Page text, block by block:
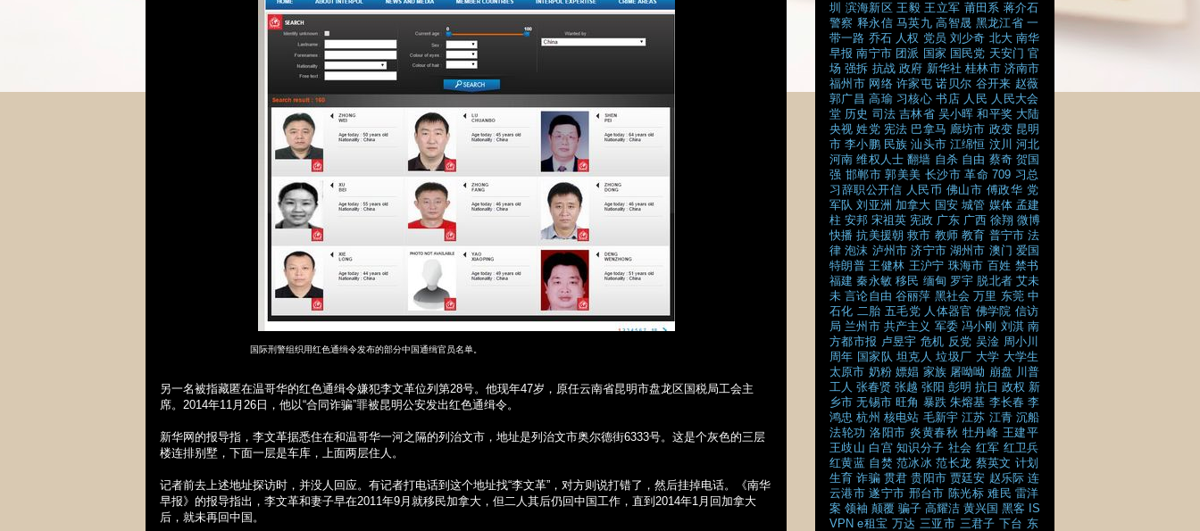
国际刑警组织用红色通缉令发布的部分中国通缉官员名单。
另一名被指藏匿在温哥华的红色通缉令嫌犯李文革位列第28号。他现年47岁，原任云南省昆明市盘龙区国税局工会主
席。 2014年11月 26 日，他以“合同诈骗”罪被昆明公安发出红色通缉令。
新华网的报导指，李文革据悉住在和温哥华一河之隔的列治文市，地址是列治文市奥尔德街6333号。这是个灰色的三层
楼连排别墅，下面一层是车库，上面两层住人。
记者前去上述地址探访时，并没人回应。有记者打电话到这个地址找“李文革”，对方则说打错了，然后挂掉电话。《南华
早报》的报导指出，李文革和妻子早在2011年9月就移民加拿大，但二人其后仍回中国工作，直到 2014年1月回加拿大
后，就未再回中国。
圳
滨海新区 王毅 王立军 莆田系 蒋介石
警察 释永信 马英九 高智晟 黑龙江省 一
带一路 乔石 人权 党员 刘少奇 北大 南华
早报 南宁市 团派 国家 国民党 天安门 官
场 强拆 抗战 政府 新华社 桂林市 济南市
福州市 网络 许家屯 诺贝尔 谷开来 赵薇
郭广昌 高瑜 习核心 书店 人民 人民大会
堂 历史 司法 吉林省 吴小晖 和平奖 大陆
央视 姓党 宪法 巴拿马 廊坊市 政变 昆明
市 李小鹏 民族 汕头市 江绵恒 汶川
河北
河南 维权人士 翻墙 自杀 自由 蔡奇 贺国
强 邯郸市 郭美美 长沙市 革命 709 习总
习辞职公开信 人民币 佛山市 傅政华 党
军队 刘亚洲 加拿大 国安 城管 媒体 孟建
柱 安邦 宋祖英 宪政 广东 广西 徐翔 微博
快播 抗美援朝 救市 教师 教育 普宁市 法
律 泡沫 泸州市 济宁市 湖州市 澳门 爱国
特朗普 王健林 王沪宁 珠海市 百姓 禁书
福建 秦永敏 移民 缅甸 罗宇 脱北者 艾未
未 言论自由 谷丽萍 黑社会 万里 东莞 中
石化 二胎 五毛党 人体器官 佛学院 信访
局 兰州市 共产主义 军委 冯小刚 刘淇 南
方都市报 卢昱宇 危机 反党 吴淦 周小川
周年 国家队 坦克人 垃圾厂 大学 大学生
太原市 奶粉 嫖娼 家族 屠呦呦 崩盘 川普
工人 张春贤 张越 张阳 彭明 抗日 政权 新
乡市 无锡市 旺角 暴跌 朱熔基 李长春 李
鸿忠 杭州 核电站 毛新宇 江苏 江青 沉船
法轮功 洛阳市 炎黄春秋 牡丹峰 王建平
王歧山 白宫 知识分子 社会 红军 红卫兵
红黄蓝 自焚 范冰冰 范长龙 蔡英文 计划
生育 诈骗 贯君 贵阳市 贾廷安 赵乐际 连
云港市 遂宁市 邢台市 陈光标 难民 雷洋
案 领袖 颠覆 骗子 高耀洁 黄兴国 黑客
IS
VPN e租宝 万达 三亚市 三君子 下台 东